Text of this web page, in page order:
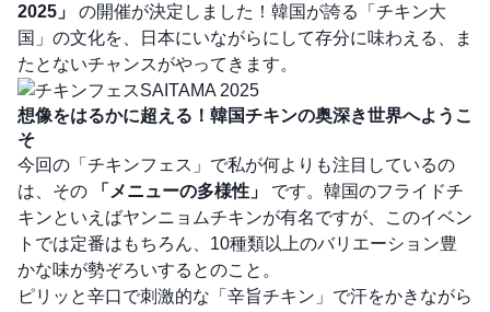
2025」
の開催が決定しました！韓国が誇る「チキン大
国」の文化を、日本にいながらにして存分に味わえる、ま
たとないチャンスがやってきます。
想像をはるかに超える！韓国チキンの奥深き世界へようこ
そ
今回の「チキンフェス」で私が何よりも注目しているの
は、その
「メニューの多様性」
です。韓国のフライドチ
キンといえばヤンニョムチキンが有名ですが、このイベン
トでは定番はもちろん、10種類以上のバリエーション豊
かな味が勢ぞろいするとのこと。
ピリッと辛口で刺激的な「辛旨チキン」で汗をかきながら